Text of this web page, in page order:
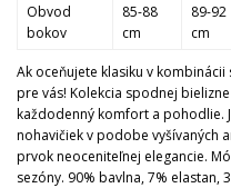
Obvod
bokov
85-88
cm
89-92
cm
Ak oceňujete klasiku v
pre vás! Kolekcia spodnej
každodenný komfort a pohodlie.
nohavičiek v podobe vyšívaných
prvok neoceniteľnej elegancie.
sezóny. 90% bavlna, 7% elastan,